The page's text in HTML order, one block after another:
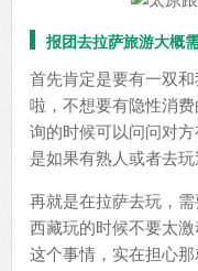
报团去拉萨旅游大概
首先肯定是要有一双
啦，不想要有隐性消
询的时候可以问问对
是如果有熟人或者去
再就是在拉萨去玩，
西藏玩的时候不要太
这个事情，实在担心